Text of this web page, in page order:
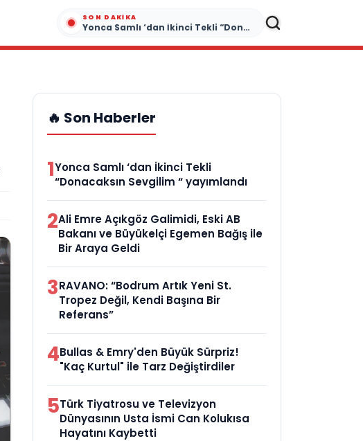
SON DAKIKA
Yonca Samlı ‘dan İkinci Tekli “Donacaksın Sevgilim “ yayımlandı
🔥 Son Haberler
1Yonca Samlı ‘dan İkinci Tekli
“Donacaksın Sevgilim “ yayımlandı
2Ali Emre Açıkgöz Galimidi, Eski AB
Bakanı ve Büyükelçi Egemen Bağış ile
Bir Araya Geldi
3RAVANO: “Bodrum Artık Yeni St.
Tropez Değil, Kendi Başına Bir
Referans”
4Bullas & Emry'den Büyük Sürpriz!
"Kaç Kurtul" ile Tarz Değiştirdiler
5Türk Tiyatrosu ve Televizyon
Dünyasının Usta İsmi Can Kolukısa
Hayatını Kaybetti